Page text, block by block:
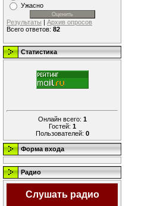
Ужасно
Результаты | Архив опросов
Всего ответов: 82
Статистика
Онлайн всего: 1
Гостей: 1
Пользователей: 0
Форма входа
Радио
Слушать радио